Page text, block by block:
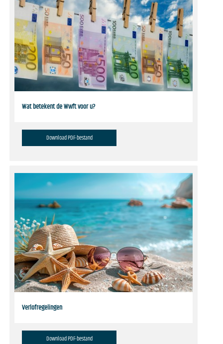
Wat betekent de Wwft voor u?
Download PDF-bestand
Verlofregelingen
Download PDF-bestand